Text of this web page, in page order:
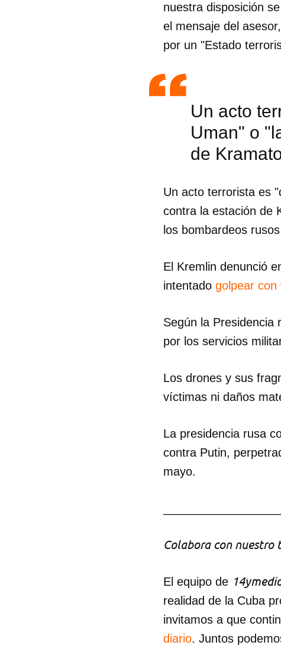
cuenta
nuestra disposición
el mensaje del
por un "Estado
Un acto
Uman" o
de
Un acto terrorista es
contra la estación de
los bombardeos
El Kremlin denunció
intentado golpear con
Según la Presidencia
por los servicios
Los drones y sus
víctimas ni daños
La presidencia rusa
contra Putin,
mayo.
Colabora con nuestro
El equipo de
realidad de la Cuba
invitamos a que
diario. Juntos